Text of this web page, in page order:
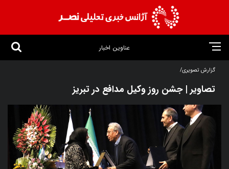
عناوین اخبار
گزارش تصویری/
تصاویر | جشن روز وکیل مدافع در تبریز